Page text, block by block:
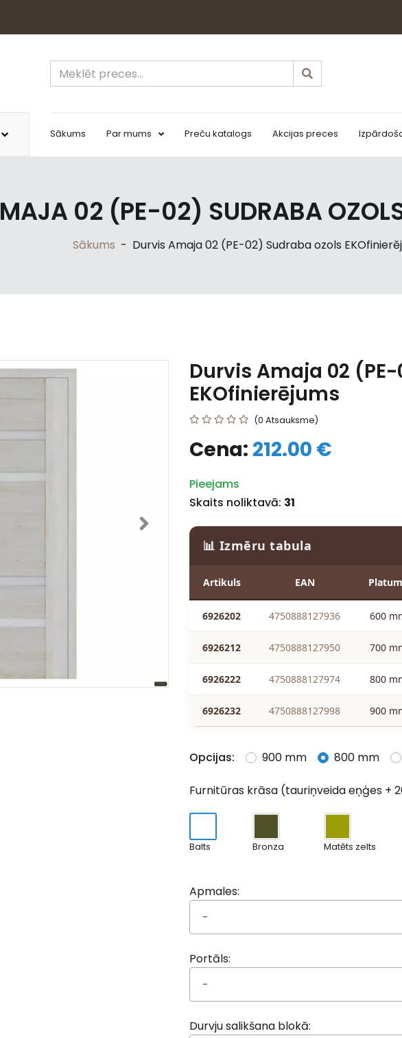
Sākums Par mums Preču katalogs Akcijas preces
02 (PE-02) SUDRABA
Sākums - Durvis Amaja 02 (PE-02) Sudraba ozols
Durvis Amaja 02
EKOfinierējums
(0 Atsauksme)
Cena: 212.00 €
Pieejams
Skaits noliktavā: 31
📊 Izmēru tabula
Artikuls EAN
6926202 4750888127936 600
6926212 4750888127950 700
6926222 4750888127974 800
6926232 4750888127998 900
Opcijas: 900 mm 800 mm
Furnitūras krāsa (tauriņveida eņģes +
Balts Bronza Matēts zelts
Apmales:
-
Portāls:
-
Durvju salikšana blokā: